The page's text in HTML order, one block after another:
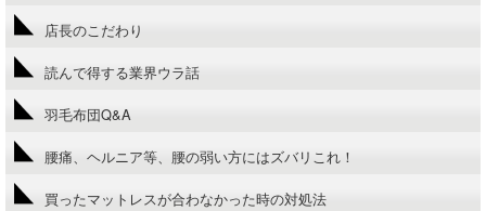
店長のこだわり
読んで得する業界ウラ話
羽毛布団Q&A
腰痛、ヘルニア等、腰の弱い方にはズバリこれ！
買ったマットレスが合わなかった時の対処法